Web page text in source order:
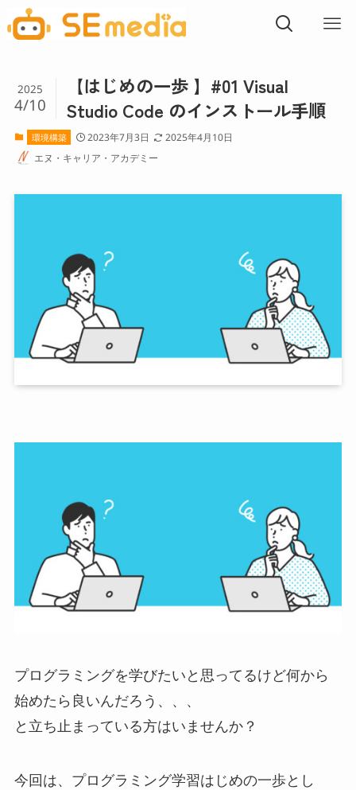
【はじめの一歩 】#01 Visual
Studio Code のインストール手順
2025
4/10
環境構築 2023年7月3日
2025年4月10日
エヌ・キャリア・アカデミー
プログラミングを学びたいと思ってるけど何から
始めたら良いんだろう、、、
と立ち止まっている方はいませんか？
今回は、プログラミング学習はじめの一歩とし